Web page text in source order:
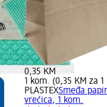
0,35 KM
1 kom. (0,35 KM za 1
PLASTEXSmeđa
vrećica, 1 kom.